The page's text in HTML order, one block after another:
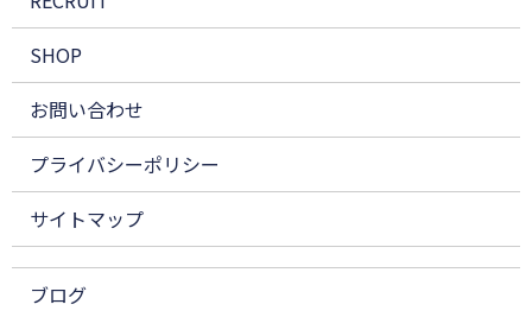
SHOP
お問い合わせ
プライバシーポリシー
サイトマップ
ブログ